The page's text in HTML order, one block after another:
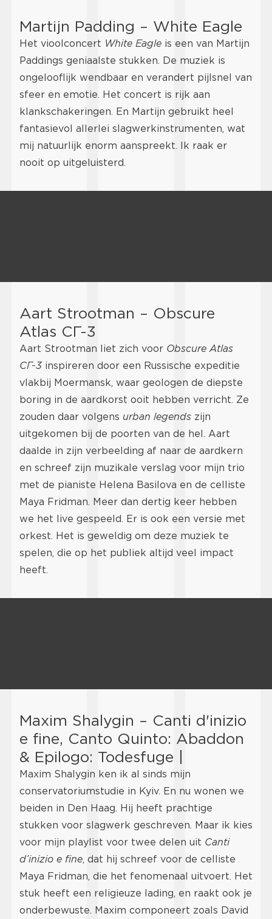
Martijn Padding – White Eagle
Het vioolconcert White Eagle is een van Martijn
Paddings geniaalste stukken. De muziek is
ongelooflijk wendbaar en verandert pijlsnel van
sfeer en emotie. Het concert is rijk aan
klankschakeringen. En Martijn gebruikt heel
fantasievol allerlei slagwerkinstrumenten, wat
mij natuurlijk enorm aanspreekt. Ik raak er
nooit op uitgeluisterd.
Aart Strootman – Obscure
Atlas СГ-3
Aart Strootman liet zich voor Obscure Atlas
СГ-3 inspireren door een Russische expeditie
vlakbij Moermansk, waar geologen de diepste
boring in de aardkorst ooit hebben verricht. Ze
zouden daar volgens urban legends zijn
uitgekomen bij de poorten van de hel. Aart
daalde in zijn verbeelding af naar de aardkern
en schreef zijn muzikale verslag voor mijn trio
met de pianiste Helena Basilova en de celliste
Maya Fridman. Meer dan dertig keer hebben
we het live gespeeld. Er is ook een versie met
orkest. Het is geweldig om deze muziek te
spelen, die op het publiek altijd veel impact
heeft.
Maxim Shalygin – Canti d'inizio
e fine, Canto Quinto: Abaddon
& Epilogo: Todesfuge |
Maxim Shalygin ken ik al sinds mijn
conservatoriumstudie in Kyiv. En nu wonen we
beiden in Den Haag. Hij heeft prachtige
stukken voor slagwerk geschreven. Maar ik kies
voor mijn playlist voor twee delen uit Canti
d’inizio e fine, dat hij schreef voor de celliste
Maya Fridman, die het fenomenaal uitvoert. Het
stuk heeft een religieuze lading, en raakt ook je
onderbewuste. Maxim componeert zoals David